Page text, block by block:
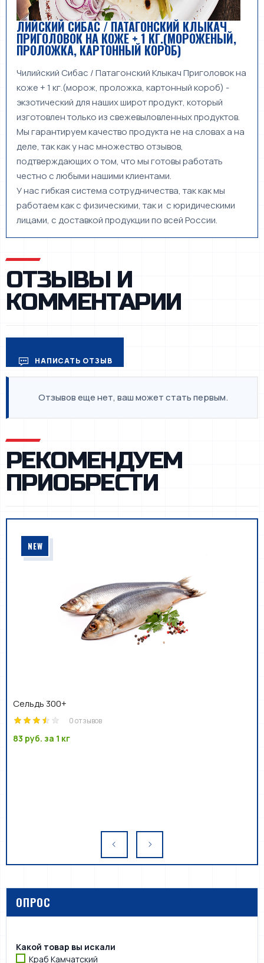
ЛИЙСКИЙ СИБАС / ПАТАГОНСКИЙ КЛЫКАЧ
ПРИГОЛОВОК НА КОЖЕ + 1 КГ.(МОРОЖЕНЫЙ,
ПРОЛОЖКА, КАРТОННЫЙ КОРОБ)
Чилийский Сибас / Патагонский Клыкач Приголовок на
коже + 1 кг.(морож, проложка, картонный короб) -
экзотический для наших широт продукт, который
изготовлен только из свежевыловленных продуктов.
Мы гарантируем качество продукта не на словах а на
деле, так как у нас множество отзывов,
подтверждающих о том, что мы готовы работать
честно с любыми нашими клиентами.
У нас гибкая система сотрудничества, так как мы
работаем как с физическими, так и с юридическими
лицами, с доставкой продукции по всей России.
ОТЗЫВЫ И
КОММЕНТАРИИ
НАПИСАТЬ ОТЗЫВ
Отзывов еще нет, ваш может стать первым.
РЕКОМЕНДУЕМ
ПРИОБРЕСТИ
NEW
Сельдь 300+
0 отзывов
83 руб. за 1 кг
ОПРОС
Какой товар вы искали
Краб Камчатский